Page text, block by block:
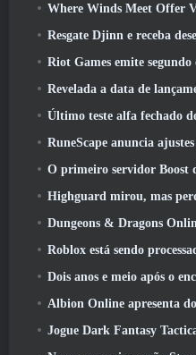
Where Winds Meet Offer Veja a primeira
Resgate Djinn e receba
Riot Games emite segundo
Revelada a data de
Último teste alfa fechado
RuneScape anuncia ajustes no modelo de associação
O primeiro servidor Boost do
Highguard mirou, mas
Dungeons & Dragons Online comemora
Roblox está sendo processado novamente por
Dois anos e meio após o encerramento do jogo,
Albion Online apresenta dois recursos principais
Jogue Dark Fantasy Tactical